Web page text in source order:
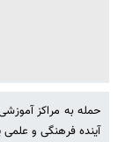
حمله به مراکز
آینده فرهنگی و